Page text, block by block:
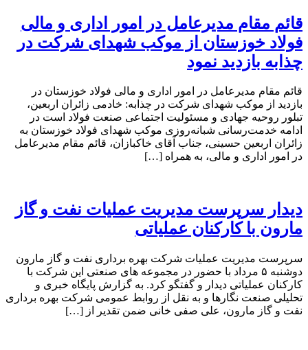
قائم مقام مدیرعامل در امور اداری و مالی
فولاد خوزستان از موکب شهدای شرکت در
چذابه بازدید نمود
قائم مقام مدیرعامل در امور اداری و مالی فولاد خوزستان در
بازدید از موکب شهدای شرکت در چذابه: خادمی زائران اربعین،
تبلور روحیه جهادی و مسئولیت اجتماعی صنعت فولاد است در
ادامه خدمت‌رسانی شبانه‌روزی موکب شهدای فولاد خوزستان به
زائران اربعین حسینی، جناب آقای خاکبازان، قائم مقام مدیرعامل
در امور اداری و مالی، به همراه […]
دیدار سرپرست مدیریت عملیات نفت و گاز
مارون با کارکنان عملیاتی
سرپرست مدیریت عملیات شرکت بهره برداری نفت و گاز مارون
دوشنبه ۵ مرداد با حضور در مجموعه های صنعتی این شرکت با
کارکنان عملیاتی دیدار و گفتگو کرد. به گزارش پایگاه خبری و
تحلیلی صنعت نگارها و به نقل از روابط عمومی شرکت بهره برداری
نفت و گاز مارون، علی صفی خانی ضمن تقدیر از […]